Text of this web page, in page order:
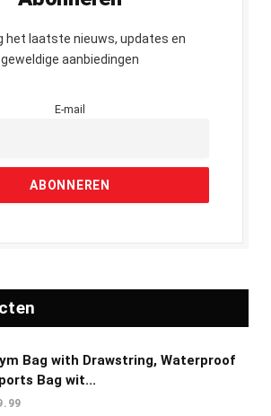
het laatste nieuws, updates en
geweldige aanbiedingen
E-mail
Bag with Drawstring, Waterproof
Bag wit...